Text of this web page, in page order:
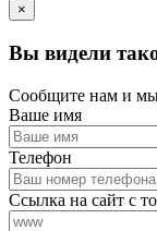
×
Вы видели
Сообщите нам и
Ваше имя
Телефон
Ссылка на сайт с